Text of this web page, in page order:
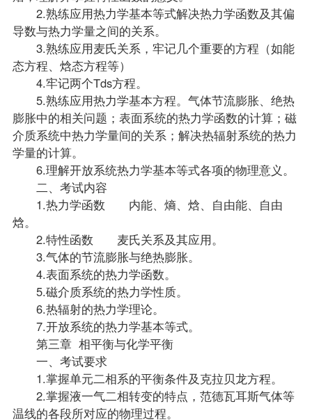
2.熟练应用热力学基本等式解决热力学函数及其偏
导数与热力学量之间的关系。
3.熟练应用麦氏关系，牢记几个重要的方程（如能
态方程、焓态方程等）
4.牢记两个Tds方程。
5.熟练应用热力学基本方程。气体节流膨胀、绝热
膨胀中的相关问题；表面系统的热力学函数的计算；磁
介质系统中热力学量间的关系；解决热辐射系统的热力
学量的计算。
6.理解开放系统热力学基本等式各项的物理意义。
二、考试内容
1.热力学函数 内能、熵、焓、自由能、自由
焓。
2.特性函数 麦氏关系及其应用。
3.气体的节流膨胀与绝热膨胀。
4.表面系统的热力学函数。
5.磁介质系统的热力学性质。
6.热辐射的热力学理论。
7.开放系统的热力学基本等式。
第三章 相平衡与化学平衡
一、考试要求
1.掌握单元二相系的平衡条件及克拉贝龙方程。
2.掌握液一气二相转变的特点，范德瓦耳斯气体等
温线的各段所对应的物理过程。